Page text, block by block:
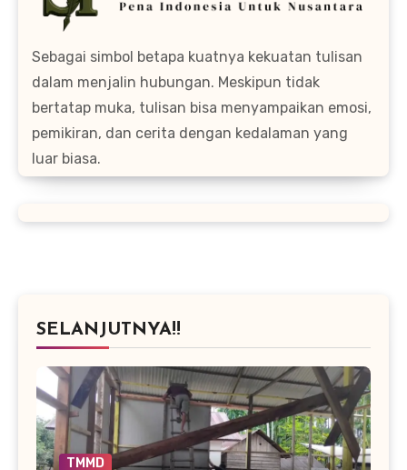
Sebagai simbol betapa kuatnya kekuatan tulisan
dalam menjalin hubungan. Meskipun tidak
bertatap muka, tulisan bisa menyampaikan emosi,
pemikiran, dan cerita dengan kedalaman yang
luar biasa.
SELANJUTNYA!!
TMMD